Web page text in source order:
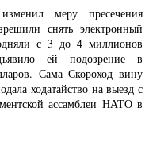
меру пресечения
снять электронный
с 3 до 4 миллионов
ей подозрение в
Сама Скороход вину
ходатайство на выезд с
ассамблеи НАТО в